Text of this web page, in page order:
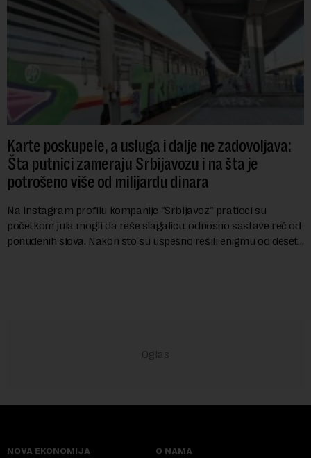
Karte poskupele, a usluga i dalje ne zadovoljava:
Šta putnici zameraju Srbijavozu i na šta je
potrošeno više od milijardu dinara
Na Instagram profilu kompanije "Srbijavoz" pratioci su
početkom jula mogli da reše slagalicu, odnosno sastave reč od
ponuđenih slova. Nakon što su uspešno rešili enigmu od deset
NOVA EKONOMIJA O NAMA